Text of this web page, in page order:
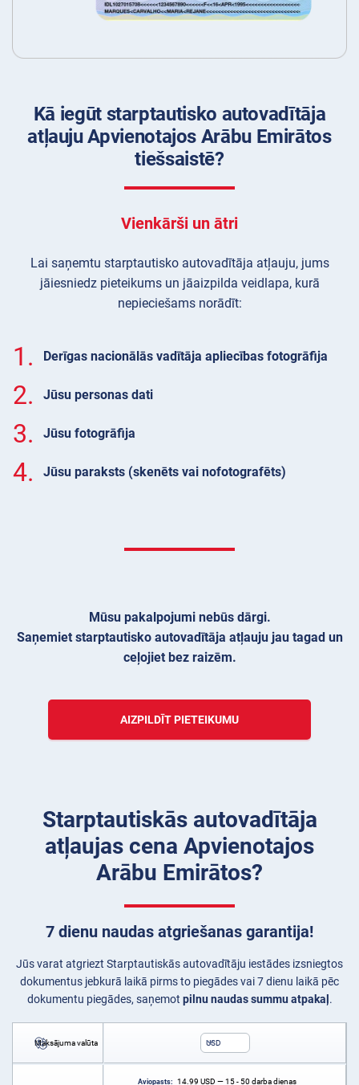
Kā iegūt starptautisko autovadītāja
atļauju Apvienotajos Arābu Emirātos
tiešsaistē?
Vienkārši un ātri
Lai saņemtu starptautisko autovadītāja atļauju, jums
jāiesniedz pieteikums un jāaizpilda veidlapa, kurā
nepieciešams norādīt:
1. Derīgas nacionālās vadītāja apliecības fotogrāfija
2. Jūsu personas dati
3. Jūsu fotogrāfija
4. Jūsu paraksts (skenēts vai nofotografēts)
Mūsu pakalpojumi nebūs dārgi.
Saņemiet starptautisko autovadītāja atļauju jau tagad un
ceļojiet bez raizēm.
AIZPILDĪT PIETEIKUMU
Starptautiskās autovadītāja
atļaujas cena Apvienotajos
Arābu Emirātos?
7 dienu naudas atgriešanas garantija!
Jūs varat atgriezt Starptautiskās autovadītāju iestādes izsniegtos
dokumentus jebkurā laikā pirms to piegādes vai 7 dienu laikā pēc
dokumentu piegādes, saņemot pilnu naudas summu atpakaļ .
Maksājuma valūta USD
Aviopasts: 14.99 USD — 15 - 50 darba dienas